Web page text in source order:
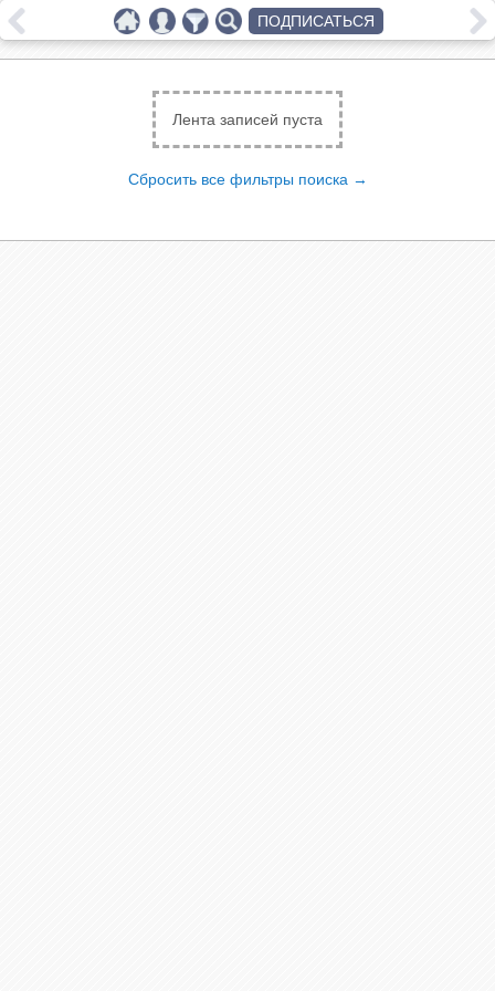
Лента записей пуста
Сбросить все фильтры поиска →
ПОДПИСАТЬСЯ